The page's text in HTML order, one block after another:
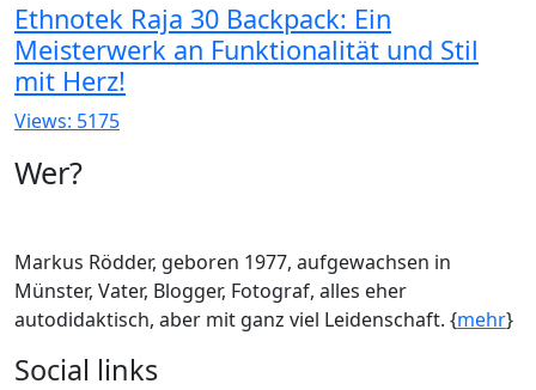
Ethnotek Raja 30 Backpack: Ein
Meisterwerk an Funktionalität und Stil
mit Herz!
Views: 5175
Wer?
Markus Rödder, geboren 1977, aufgewachsen in
Münster, Vater, Blogger, Fotograf, alles eher
autodidaktisch, aber mit ganz viel Leidenschaft. {mehr}
Social links